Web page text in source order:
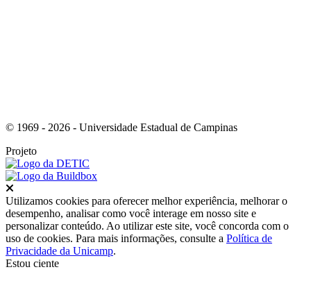
© 1969 - 2026 - Universidade Estadual de Campinas
Projeto
Utilizamos cookies para oferecer melhor experiência, melhorar o
desempenho, analisar como você interage em nosso site e
personalizar conteúdo. Ao utilizar este site, você concorda com o
uso de cookies. Para mais informações, consulte a Política de
Privacidade da Unicamp.
Estou ciente